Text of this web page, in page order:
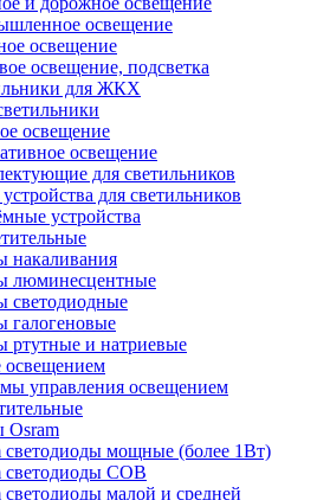
освещение
освещение
освещение, подсветка
для ЖКХ
освещение
освещение
для светильников
для светильников
устройства
накаливания
люминесцентные
светодиодные
галогеновые
ртутные и натриевые
освещением
управления освещением
Osram
светодиоды мощные (более 1Вт)
светодиоды COB
светодиоды малой и средней